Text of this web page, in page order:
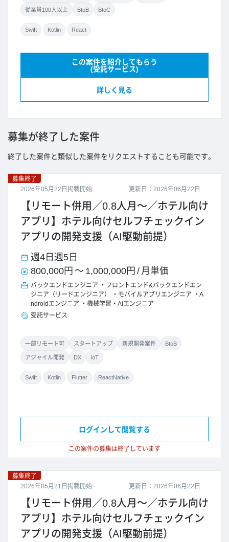
従業員100人以上 BtoB BtoC
Swift Kotlin React
詳しく見る
この案件を紹介してもらう
(受託サービス)
募集が終了した案件
終了した案件と類似した案件をリクエストすることも可能です。
更新日：2026年06月22日
募集終了
2026年05月22日掲載開始
【リモート併用／0.8人月～／ホテル向け
アプリ】ホテル向けセルフチェックイン
アプリの開発支援（AI駆動前提）
週4日 週5日
800,000円 ～ 1,000,000円 / 月単価
バックエンドエンジニア
フロントエンド&バックエンドエン
ジニア（リードエンジニア）
モバイルアプリエンジニア
A
ndroidエンジニア
機械学習・AIエンジニア
受託サービス
一部リモート可 スタートアップ 新規開発案件 BtoB
アジャイル開発 DX IoT
Swift Kotlin Flutter ReactNative
この案件の募集は終了しています
ログインして閲覧する
更新日：2026年06月22日
募集終了
2026年05月21日掲載開始
【リモート併用／0.8人月～／ホテル向け
アプリ】ホテル向けセルフチェックイン
アプリの開発支援（AI駆動前提）